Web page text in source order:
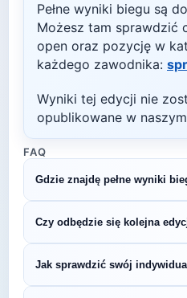
Pełne wyniki biegu są
Możesz tam sprawdzić
open oraz pozycję w
każdego zawodnika:
Wyniki tej edycji nie
opublikowane w
FAQ
Gdzie znajdę pełne wyniki
stronie internetowej lub
LiveTracking,
Czy odbędzie się kolejna
Śledź stronę organizatora
by być na bieżąco z datą
Jak sprawdzić swój